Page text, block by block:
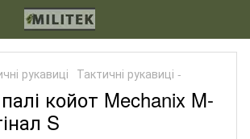
рукавиці Тактичні рукавиці -
койот Mechanix M-
S